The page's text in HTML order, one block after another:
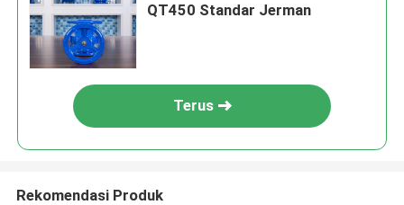
QT450 Standar Jerman
Terus
Rekomendasi Produk